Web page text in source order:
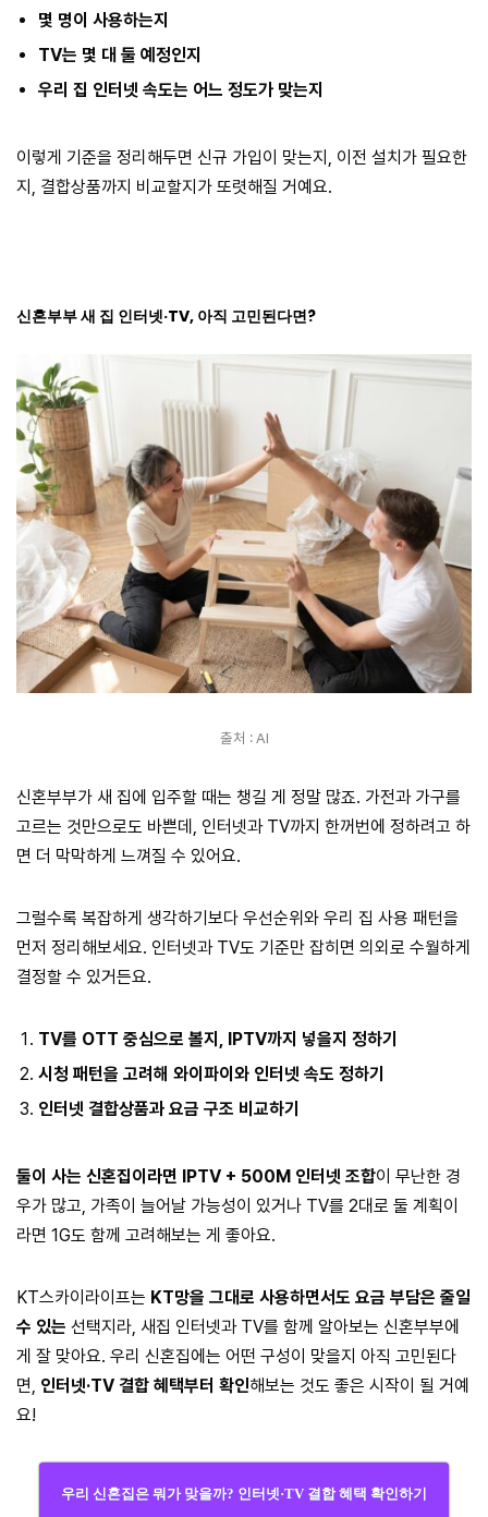
몇 명이 사용하는지
TV는 몇 대 둘 예정인지
우리 집 인터넷 속도는 어느 정도가 맞는지
이렇게 기준을 정리해두면 신규 가입이 맞는지, 이전 설치가 필요한
지, 결합상품까지 비교할지가 또렷해질 거예요.
신혼부부 새 집 인터넷·TV, 아직 고민된다면?
출처 : AI
신혼부부가 새 집에 입주할 때는 챙길 게 정말 많죠. 가전과 가구를
고르는 것만으로도 바쁜데, 인터넷과 TV까지 한꺼번에 정하려고 하
면 더 막막하게 느껴질 수 있어요.
그럴수록 복잡하게 생각하기보다 우선순위와 우리 집 사용 패턴을
먼저 정리해보세요. 인터넷과 TV도 기준만 잡히면 의외로 수월하게
결정할 수 있거든요.
TV를 OTT 중심으로 볼지, IPTV까지 넣을지 정하기
시청 패턴을 고려해 와이파이와 인터넷 속도 정하기
인터넷 결합상품과 요금 구조 비교하기
둘이 사는 신혼집이라면 IPTV + 500M 인터넷 조합이 무난한 경
우가 많고, 가족이 늘어날 가능성이 있거나 TV를 2대로 둘 계획이
라면 1G도 함께 고려해보는 게 좋아요.
KT스카이라이프는 KT망을 그대로 사용하면서도 요금 부담은 줄일
수 있는 선택지라, 새집 인터넷과 TV를 함께 알아보는 신혼부부에
게 잘 맞아요. 우리 신혼집에는 어떤 구성이 맞을지 아직 고민된다
면, 인터넷·TV 결합 혜택부터 확인해보는 것도 좋은 시작이 될 거예
요!
우리 신혼집은 뭐가 맞을까? 인터넷·TV 결합 혜택 확인하기